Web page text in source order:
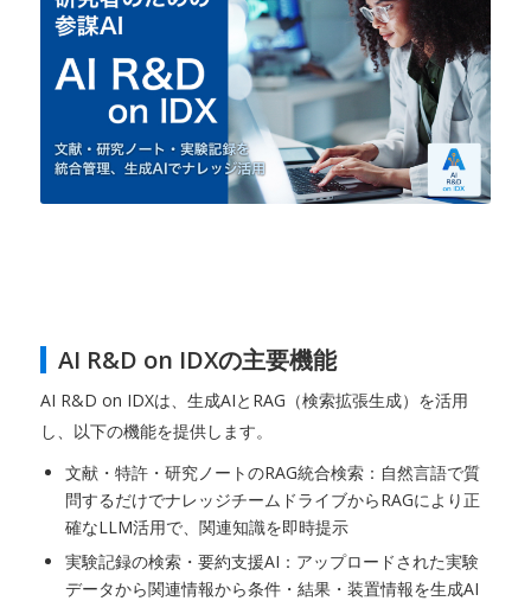
AI R&D on IDXの主要機能
AI R&D on IDXは、生成AIとRAG（検索拡張生成）を活用
し、以下の機能を提供します。
文献・特許・研究ノートのRAG統合検索：自然言語で質
問するだけでナレッジチームドライブからRAGにより正
確なLLM活用で、関連知識を即時提示
実験記録の検索・要約支援AI：アップロードされた実験
データから関連情報から条件・結果・装置情報を生成AI